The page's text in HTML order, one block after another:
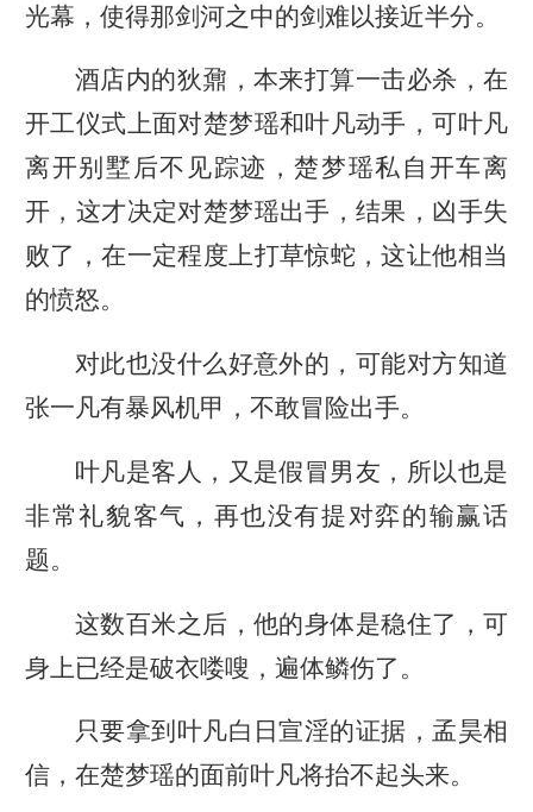
光幕，使得那剑河之中的剑难以接近半分。
酒店内的狄鼐，本来打算一击必杀，在
开工仪式上面对楚梦瑶和叶凡动手，可叶凡
离开别墅后不见踪迹，楚梦瑶私自开车离
开，这才决定对楚梦瑶出手，结果，凶手失
败了，在一定程度上打草惊蛇，这让他相当
的愤怒。
对此也没什么好意外的，可能对方知道
张一凡有暴风机甲，不敢冒险出手。
叶凡是客人，又是假冒男友，所以也是
非常礼貌客气，再也没有提对弈的输赢话
题。
这数百米之后，他的身体是稳住了，可
身上已经是破衣喽嗖，遍体鳞伤了。
只要拿到叶凡白日宣淫的证据，孟昊相
信，在楚梦瑶的面前叶凡将抬不起头来。